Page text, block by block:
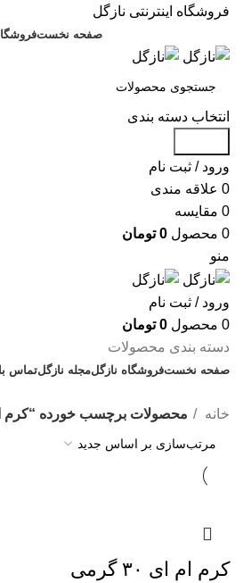
فروشگاه اینترنتی نازگل
صفحه نخست
انتخاب دسته بندی
ورود / ثبت نام
0 علاقه مندی
0 مقایسه
0 محصول 0 تومان
منو
ورود / ثبت نام
0 محصول 0 تومان
دسته بندی محصولات
صفحه نخستفروشگاه نازگلمجله نازگلتماس
خانه محصولات برچسب خورده “کرم
کرم ام ای ۳۰ گرمی